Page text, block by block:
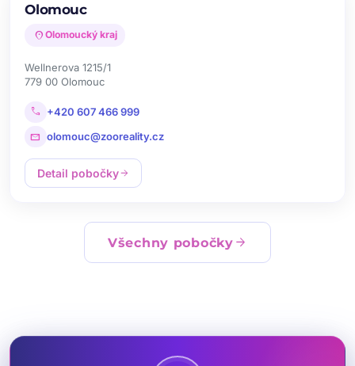
Olomouc
location_on Olomoucký kraj
Wellnerova 1215/1
779 00 Olomouc
call +420 607 466 999
mail olomouc@zooreality.cz
Detail pobočkyarrow_forward
Všechny pobočky arrow_forward